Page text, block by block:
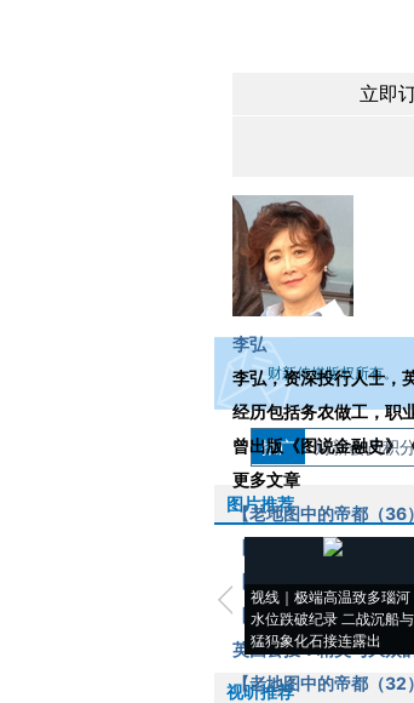
立即
李弘
李弘，资深投行人士，
经历包括务农做工，职
曾出版《图说金融史》
更多文章
【老地图中的帝都（36
【老地图中的帝都（35
【老地图中的帝都（34
【老地图中的帝都（
英国公投：精英与大众
【老地图中的帝都（32
Loading...
财新传媒版权所有。
如需刊登转载请点击
推广 财新会员积
图片推荐
视线｜极端高温致多瑙河
水位跌破纪录 二战沉船与
猛犸象化石接连露出
视听推荐